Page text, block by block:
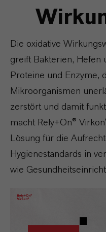
Die oxidative
greift Bakterien, Hefen
Proteine und Enzyme,
Mikroorganismen
zerstört und damit
macht Rely+On® Virkon
Lösung für die
Hygienestandards in
wie
Video